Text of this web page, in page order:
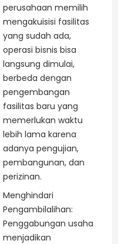
perusahaan memilih
mengakuisisi fasilitas
yang sudah ada,
operasi bisnis bisa
langsung dimulai,
berbeda dengan
pengembangan
fasilitas baru yang
memerlukan waktu
lebih lama karena
adanya pengujian,
pembangunan, dan
perizinan.
Menghindari
Pengambilalihan:
Penggabungan usaha
menjadikan